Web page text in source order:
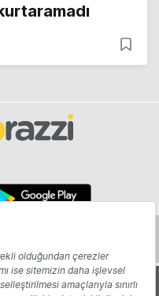
Yazarlar